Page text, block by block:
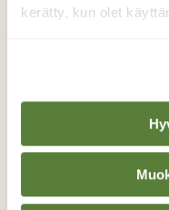
kerätty, kun olet